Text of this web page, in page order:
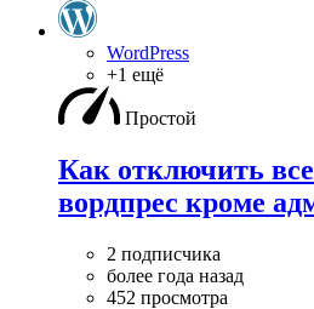
WordPress
+1 ещё
Простой
Как отключить
вордпрес кроме
2 подписчика
более года назад
452 просмотра